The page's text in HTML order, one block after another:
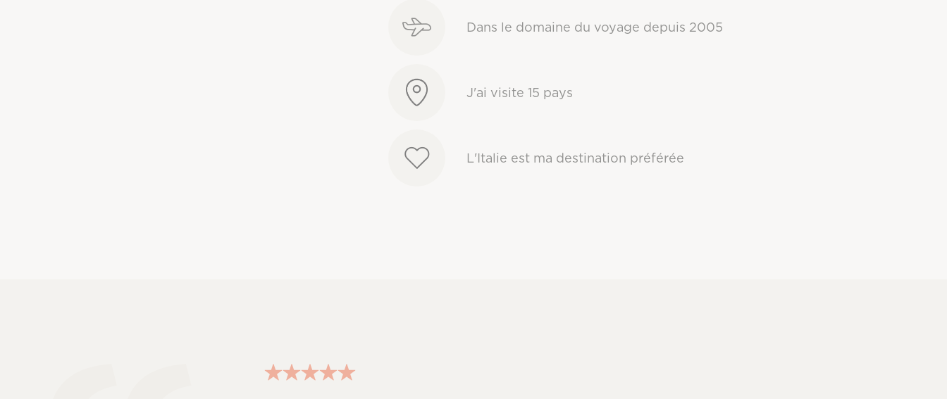
Dans le domaine du voyage depuis 2005
J'ai visite 15 pays
L'Italie est ma destination préférée